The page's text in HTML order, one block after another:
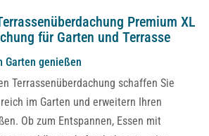
Premium XL
für Garten und Terrasse
Garten genießen
Terrassenüberdachung schaffen Sie
im Garten und erweitern Ihren
Ob zum Entspannen, Essen mit